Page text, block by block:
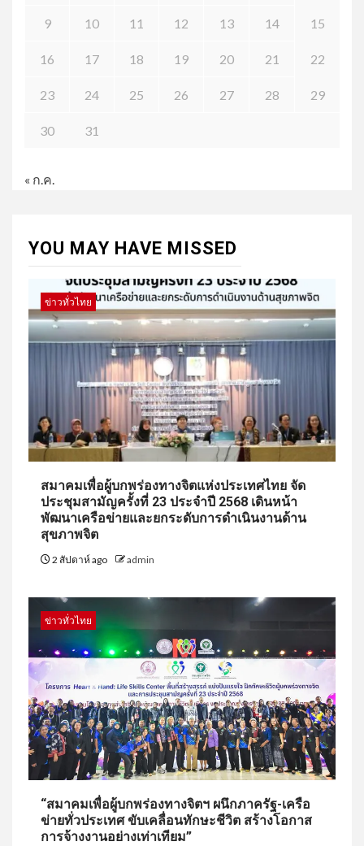
9 10 11 12 13 14 15
16 17 18 19 20 21 22
23 24 25 26 27 28 29
30 31
« ก.ค.
YOU MAY HAVE MISSED
ข่าวทั่วไทย
สมาคมเพื่อผู้บกพร่องทางจิตแห่งประเทศไทย จัด
ประชุมสามัญครั้งที่ 23 ประจำปี 2568 เดินหน้า
พัฒนาเครือข่ายและยกระดับการดำเนินงานด้าน
สุขภาพจิต
2 สัปดาห์ ago admin
ข่าวทั่วไทย
“สมาคมเพื่อผู้บกพร่องทางจิตฯ ผนึกภาครัฐ-เครือ
ข่ายทั่วประเทศ ขับเคลื่อนทักษะชีวิต สร้างโอกาส
การจ้างงานอย่างเท่าเทียม”